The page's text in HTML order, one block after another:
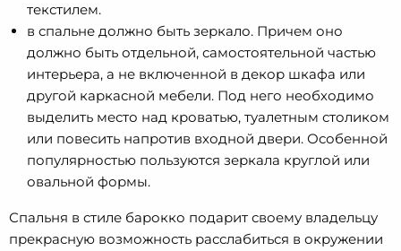
текстилем.
в спальне должно быть зеркало. Причем оно
должно быть отдельной, самостоятельной частью
интерьера, а не включенной в декор шкафа или
другой каркасной мебели. Под него необходимо
выделить место над кроватью, туалетным столиком
или повесить напротив входной двери. Особенной
популярностью пользуются зеркала круглой или
овальной формы.
Спальня в стиле барокко подарит своему владельцу
прекрасную возможность расслабиться в окружении